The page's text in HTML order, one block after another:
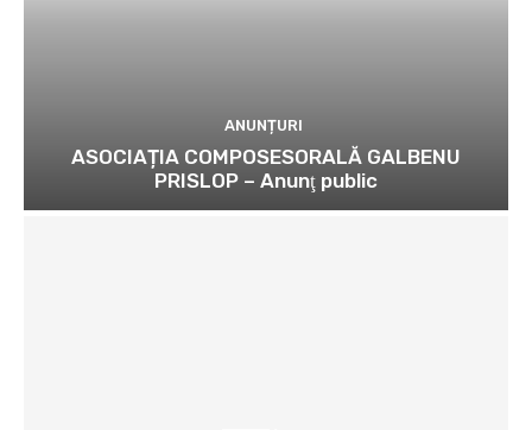
ANUNȚURI
ASOCIAȚIA COMPOSESORALĂ GALBENU
PRISLOP – Anunţ public